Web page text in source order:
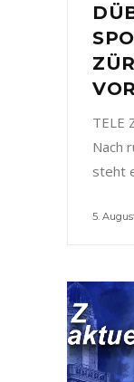
TELE
Nach
steht
5.